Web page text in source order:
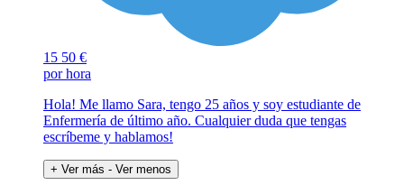
15 50 €
por hora
Hola! Me llamo Sara, tengo 25 años y soy estudiante de
Enfermería de último año. Cualquier duda que tengas
escríbeme y hablamos!
+ Ver más - Ver menos